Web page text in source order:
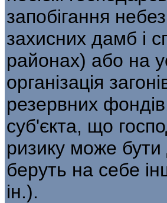
запобігання
захисних дамб і
районах) або на
організація
резервних
суб'єкта, що
ризику може бути
беруть на себе
ін.).